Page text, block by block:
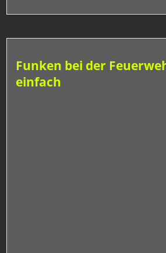
Funken bei der
einfach